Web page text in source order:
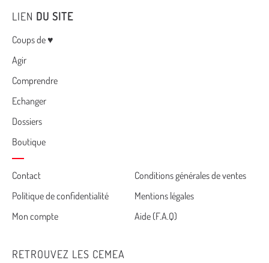
LIEN DU SITE
Menu
Coups de ♥
Agir
Comprendre
Echanger
Dossiers
Boutique
Cemea
footer
Contact
Conditions générales de ventes
Politique de confidentialité
Mentions légales
Mon compte
Aide (F.A.Q)
RETROUVEZ LES CEMEA